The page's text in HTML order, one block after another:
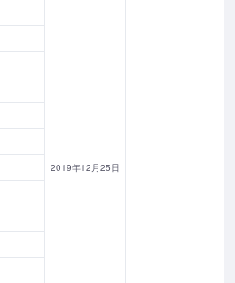
2019年12月25日